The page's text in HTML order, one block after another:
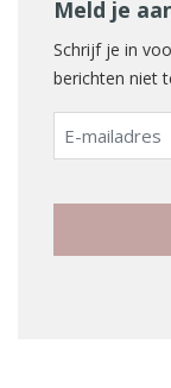
Meld je
Schrijf je in
berichten niet
E-
mailadres